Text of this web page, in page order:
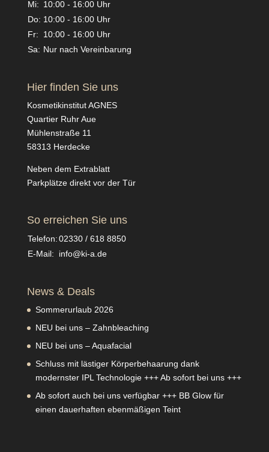
Mi: 10:00 - 16:00 Uhr
Do: 10:00 - 16:00 Uhr
Fr:
10:00 - 16:00 Uhr
Sa: Nur nach Vereinbarung
Hier finden Sie uns
Kosmetikinstitut AGNES
Quartier Ruhr Aue
Mühlenstraße 11
58313 Herdecke
Neben dem Extrablatt
Parkplätze direkt vor der Tür
So erreichen Sie uns
Telefon:02330 / 618 8850
E-Mail:
info@ki-a.de
News & Deals
Sommerurlaub 2026
NEU bei uns – Zahnbleaching
NEU bei uns – Aquafacial
Schluss mit lästiger Körperbehaarung dank
modernster IPL Technologie +++ Ab sofort bei uns +++
Ab sofort auch bei uns verfügbar +++ BB Glow für
einen dauerhaften ebenmäßigen Teint